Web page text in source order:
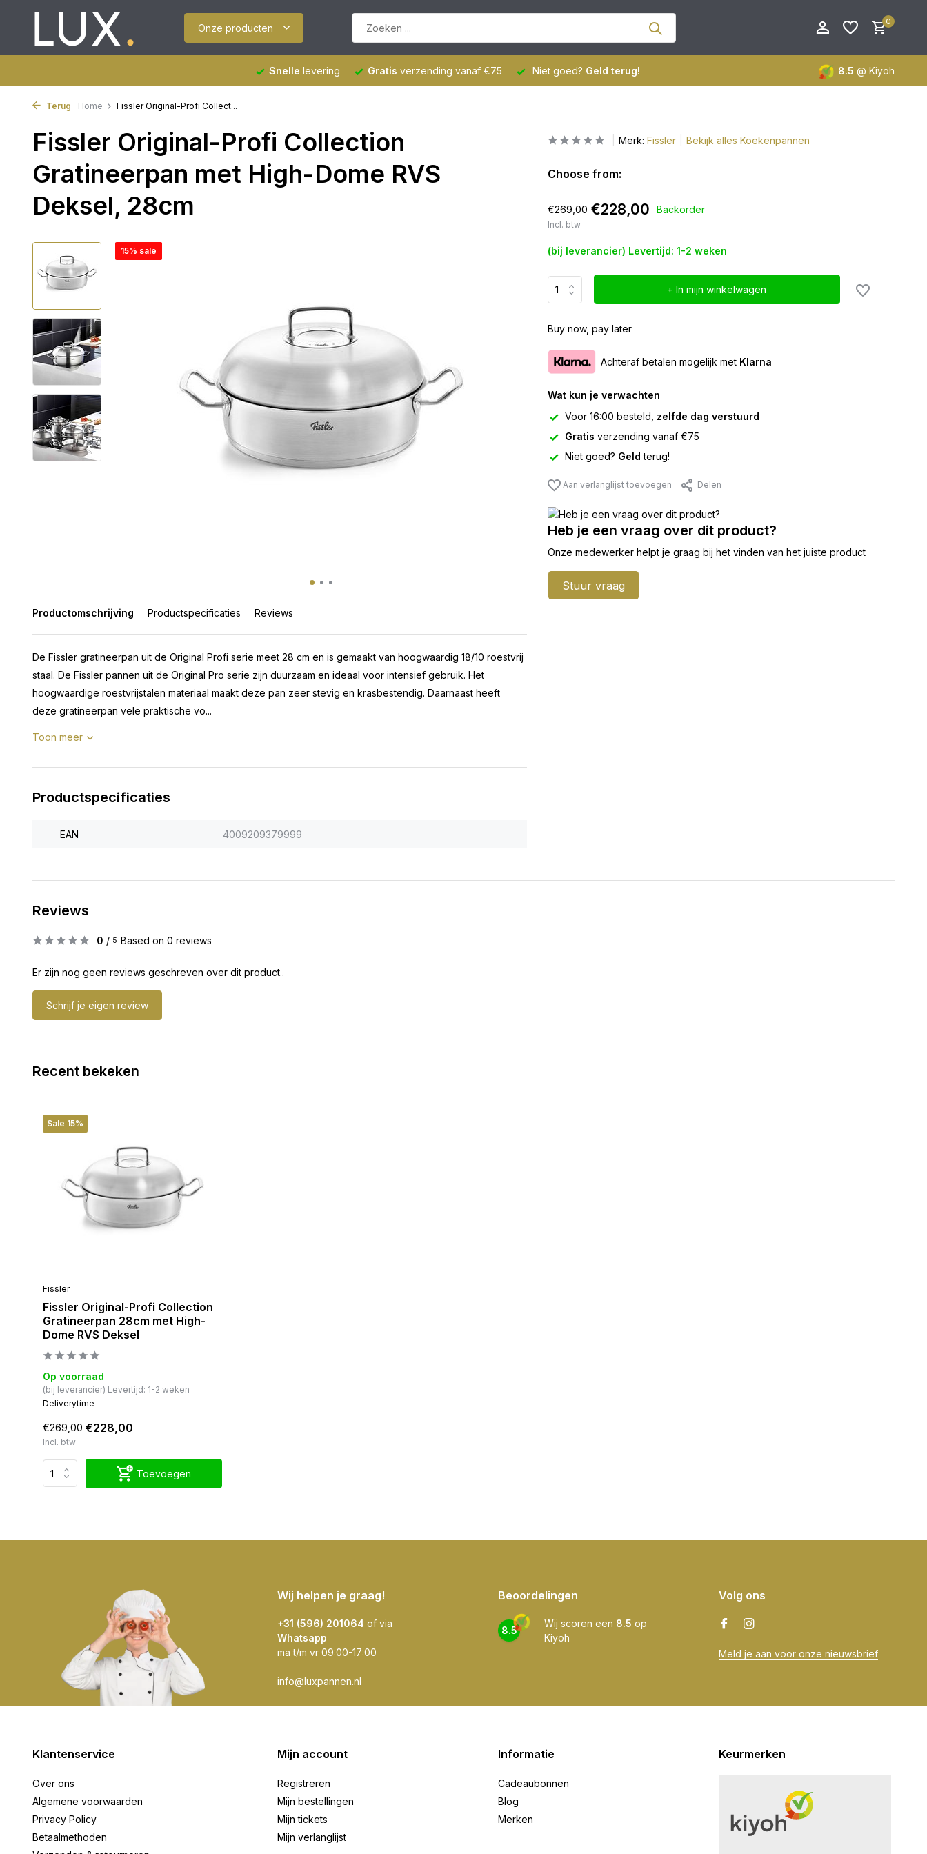
Onze producten
0
Snelle levering Gratis verzending vanaf €75 Niet goed? Geld terug! 8.5 @ Kiyoh
Terug Home Fissler Original-Profi Collect...
Fissler Original-Profi Collection
Gratineerpan met High-Dome RVS
Deksel, 28cm
15% sale
Productomschrijving Productspecificaties Reviews
De Fissler gratineerpan uit de Original Profi serie meet 28 cm en is gemaakt van hoogwaardig 18/10 roestvrij
staal. De Fissler pannen uit de Original Pro serie zijn duurzaam en ideaal voor intensief gebruik. Het
hoogwaardige roestvrijstalen materiaal maakt deze pan zeer stevig en krasbestendig. Daarnaast heeft
deze gratineerpan vele praktische vo...
Toon meer
Productspecificaties
EAN 4009209379999
Merk: Fissler Bekijk alles Koekenpannen
Choose from:
€269,00 €228,00 Backorder
Incl. btw
(bij leverancier) Levertijd: 1-2 weken
+ In mijn winkelwagen
Buy now, pay later
Achteraf betalen mogelijk met Klarna
Wat kun je verwachten
Voor 16:00 besteld, zelfde dag verstuurd
Gratis verzending vanaf €75
Niet goed? Geld terug!
Aan verlanglijst toevoegen Delen
Heb je een vraag over dit product?
Onze medewerker helpt je graag bij het vinden van het juiste product
Stuur vraag
Reviews
0 / 5 Based on 0 reviews
Er zijn nog geen reviews geschreven over dit product..
Schrijf je eigen review
Recent bekeken
Sale 15%
Fissler
Fissler Original-Profi Collection
Gratineerpan 28cm met High-
Dome RVS Deksel
Op voorraad
(bij leverancier) Levertijd: 1-2 weken
Deliverytime
€269,00 €228,00
Incl. btw
Toevoegen
Wij helpen je graag!
+31 (596) 201064 of via
Whatsapp
ma t/m vr 09:00-17:00
info@luxpannen.nl
Beoordelingen
8.5
Wij scoren een 8.5 op
Kiyoh
Volg ons
Meld je aan voor onze nieuwsbrief
Klantenservice
Over ons
Algemene voorwaarden
Privacy Policy
Betaalmethoden
Mijn account
Registreren
Mijn bestellingen
Mijn tickets
Mijn verlanglijst
Informatie
Cadeaubonnen
Blog
Merken
Keurmerken